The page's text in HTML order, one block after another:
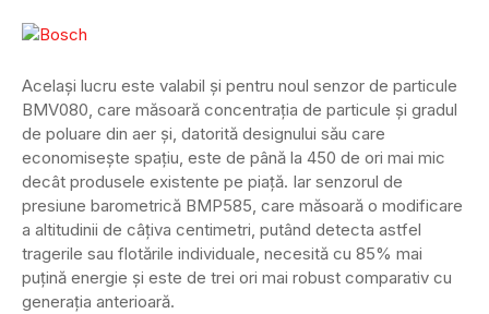
Același lucru este valabil și pentru noul senzor de particule
BMV080, care măsoară concentrația de particule și gradul
de poluare din aer și, datorită designului său care
economisește spațiu, este de până la 450 de ori mai mic
decât produsele existente pe piață. Iar senzorul de
presiune barometrică BMP585, care măsoară o modificare
a altitudinii de câțiva centimetri, putând detecta astfel
tragerile sau flotările individuale, necesită cu 85% mai
puțină energie și este de trei ori mai robust comparativ cu
generația anterioară.